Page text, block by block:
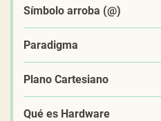
Símbolo arroba (@)
Paradigma
Plano Cartesiano
Qué es Hardware